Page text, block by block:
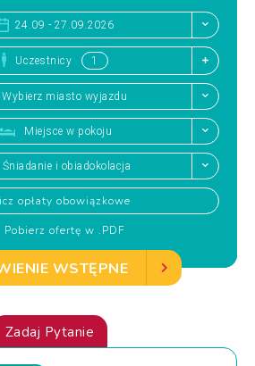
24.09 - 27.09.2026
Uczestnicy
Wybierz miasto wyjazdu
Miejsce w pokoju
Śniadanie i obiadokolacja
opłaty obowiązkowe
Pobierz ofertę w .PDF
WSTĘPNE
Zadaj Pytanie